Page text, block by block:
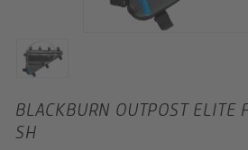
BLACKBURN OUTPOST ELITE
SH